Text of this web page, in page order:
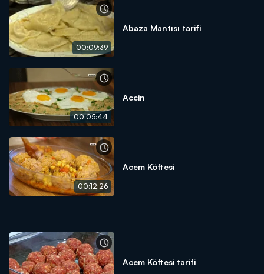
00:09:39
Abaza Mantısı tarifi
00:05:44
Accin
00:12:26
Acem Köftesi
Acem Köftesi tarifi